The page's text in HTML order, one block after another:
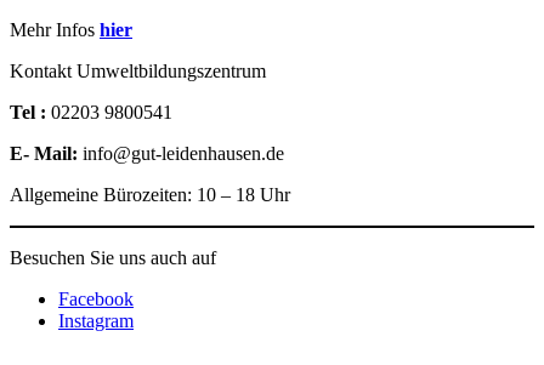
Mehr Infos hier
Kontakt Umweltbildungszentrum
Tel : 02203 9800541
E- Mail: info@gut-leidenhausen.de
Allgemeine Bürozeiten: 10 – 18 Uhr
Besuchen Sie uns auch auf
Facebook
Instagram